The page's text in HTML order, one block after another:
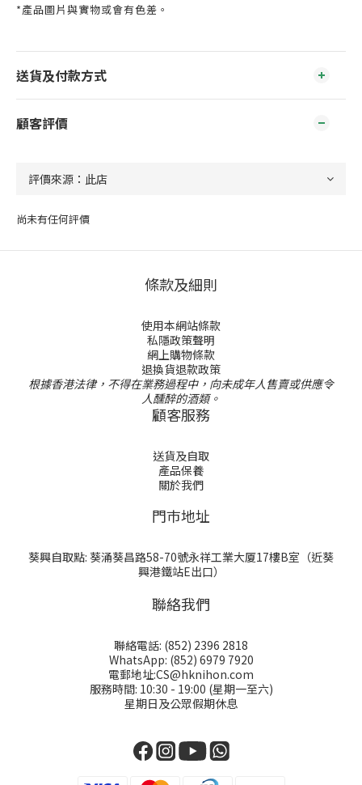
*產品圖片與實物或會有色差。
送貨及付款方式
顧客評價
尚未有任何評價
條款及細則
使用本網站條款
私隱政策聲明
網上購物條款
退換貨退款政策
根據香港法律，不得在業務過程中，向未成年人售賣或供應令
人醺醉的酒類。
顧客服務
送貨及自取
產品保養
關於我們
門巿地址
葵興自取點: 葵涌葵昌路58-70號永祥工業大厦17樓B室（近葵
興港鐵站E出口）
聯絡我們
聯絡電話: (852) 2396 2818
WhatsApp: (852) 6979 7920
電郵地址:CS@hknihon.com
服務時間: 10:30 - 19:00 (星期一至六)
星期日及公眾假期休息